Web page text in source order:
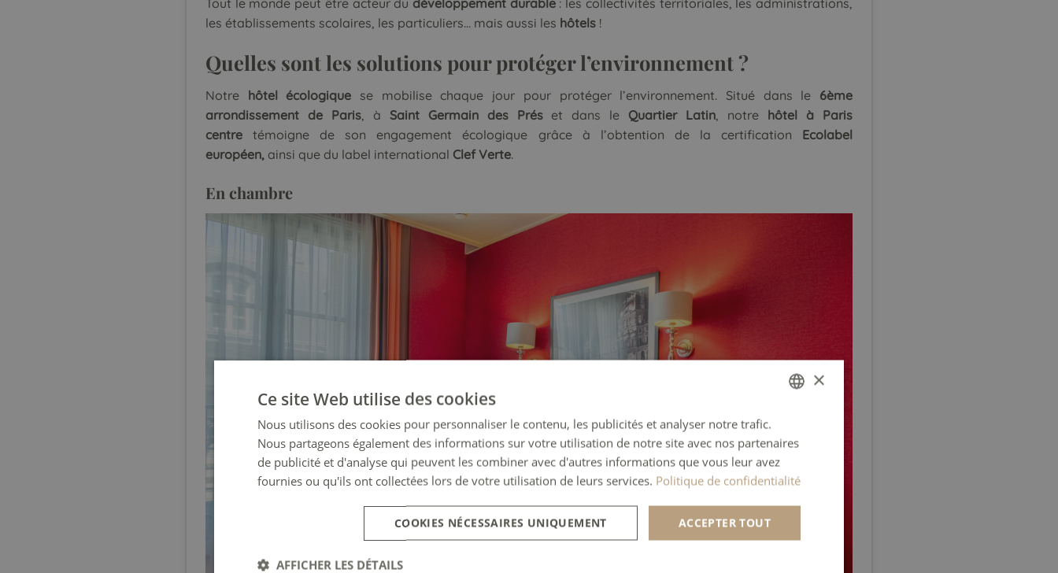
les établissements scolaires, les particuliers… mais aussi les hôtels !
Quelles sont les solutions pour protéger l’environnement ?
Notre hôtel écologique se mobilise chaque jour pour protéger l’environnement. Situé dans le 6ème
arrondissement de Paris, à Saint Germain des Préset dans le Quartier Latin , notre hôtel à Paris
centre
témoigne de son engagement écologique grâce à l’obtention de la certification Ecolabel
européen, ainsi que du label international Clef Verte.
En chambre
FRENCH
ENGLISH
GERMAN
ITALIAN
×
Ce site Web utilise des cookies
Nous utilisons des cookies pour personnaliser le contenu, les publicités et analyser notre trafic.
Nous partageons également des informations sur votre utilisation de notre site avec nos partenaires
de publicité et d'analyse qui peuvent les combiner avec d'autres informations que vous leur avez
fournies ou qu'ils ont collectées lors de votre utilisation de leurs services. Politique de confidentialité
ACCEPTER TOUT
COOKIES NÉCESSAIRES UNIQUEMENT
AFFICHER LES DÉTAILS